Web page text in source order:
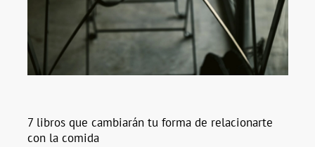
7 libros que cambiarán tu forma de relacionarte
con la comida